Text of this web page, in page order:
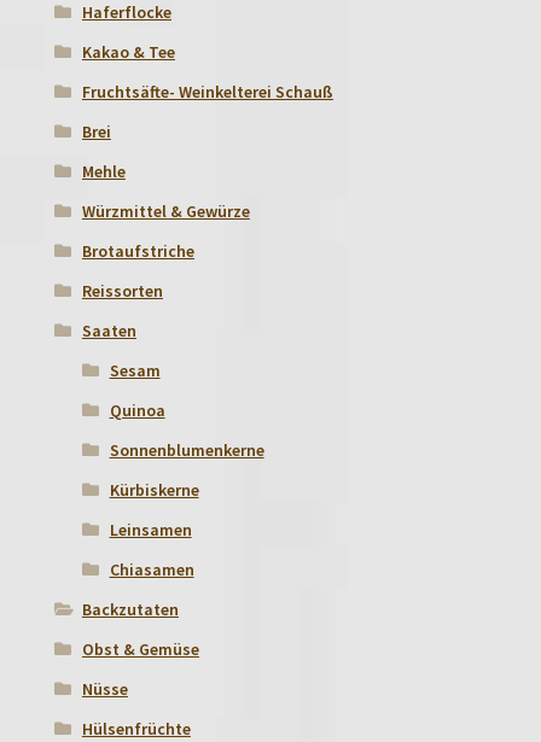
Haferflocke
Kakao & Tee
Fruchtsäfte- Weinkelterei Schauß
Brei
Mehle
Würzmittel & Gewürze
Brotaufstriche
Reissorten
Saaten
Sesam
Quinoa
Sonnenblumenkerne
Kürbiskerne
Leinsamen
Chiasamen
Backzutaten
Obst & Gemüse
Nüsse
Hülsenfrüchte